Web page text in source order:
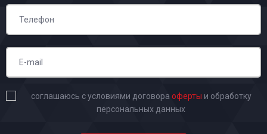
соглашаюсь с условиями договора оферты и обработку
персональных данных